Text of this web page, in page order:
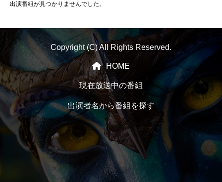
出演番組が見つかりませんでした。
Copyright (C) All Rights Reserved.
HOME
現在放送中の番組
出演者名から番組を探す